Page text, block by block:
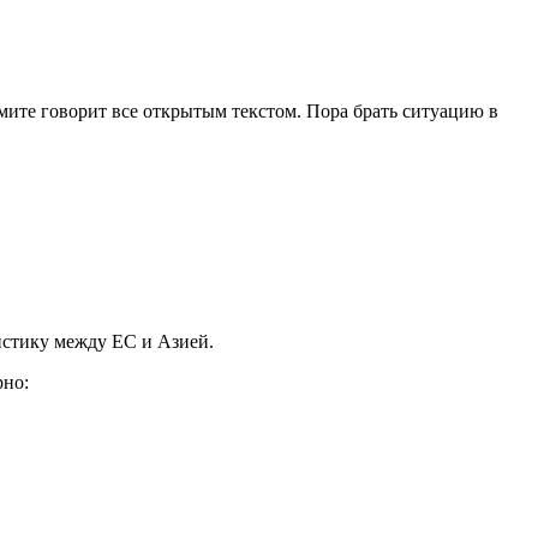
говорит все открытым текстом. Пора брать ситуацию в
между ЕС и Азией.